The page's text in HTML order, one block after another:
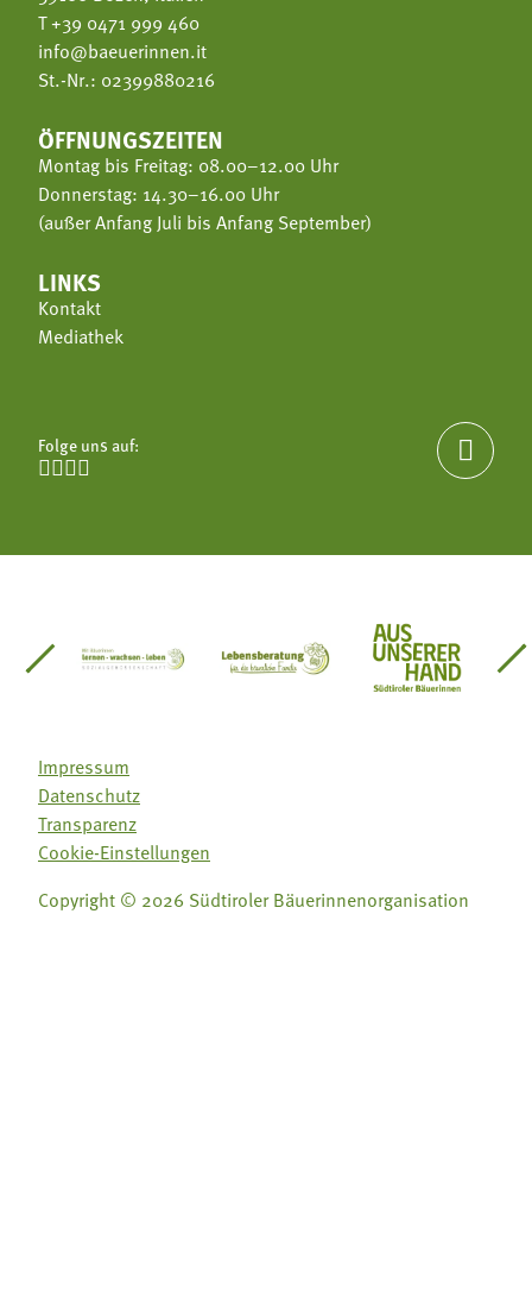
T+39 0471 999 460
info@baeuerinnen.it
St.-Nr.: 02399880216
ÖFFNUNGSZEITEN
Montag bis Freitag: 08.00–12.00 Uhr
Donnerstag: 14.30–16.00 Uhr
(außer Anfang Juli bis Anfang September)
LINKS
Kontakt
Mediathek
Folge uns auf:


Südtirol
Gärtnervereinigung
Sozialgenossenschaft Mit Bäuerinnen lernen -
Lebensberatung für dieAus unserer
Impressum
Datenschutz
Transparenz
Cookie-Einstellungen
Copyright © 2026 Südtiroler Bäuerinnenorganisation